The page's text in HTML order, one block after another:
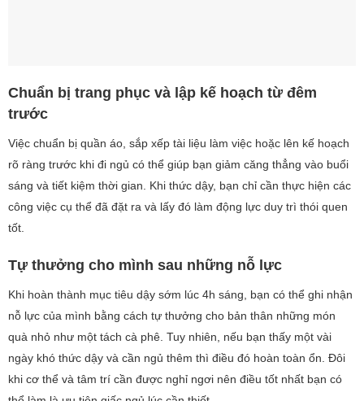
Chuẩn bị trang phục và lập kế hoạch từ đêm
trước
Việc chuẩn bị quần áo, sắp xếp tài liệu làm việc hoặc lên kế hoạch
rõ ràng trước khi đi ngủ có thể giúp bạn giảm căng thẳng vào buổi
sáng và tiết kiệm thời gian. Khi thức dậy, bạn chỉ cần thực hiện các
công việc cụ thể đã đặt ra và lấy đó làm động lực duy trì thói quen
tốt.
Tự thưởng cho mình sau những nỗ lực
Khi hoàn thành mục tiêu dậy sớm lúc 4h sáng, bạn có thể ghi nhận
nỗ lực của mình bằng cách tự thưởng cho bản thân những món
quà nhỏ như một tách cà phê. Tuy nhiên, nếu bạn thấy một vài
ngày khó thức dậy và cần ngủ thêm thì điều đó hoàn toàn ổn. Đôi
khi cơ thể và tâm trí cần được nghỉ ngơi nên điều tốt nhất bạn có